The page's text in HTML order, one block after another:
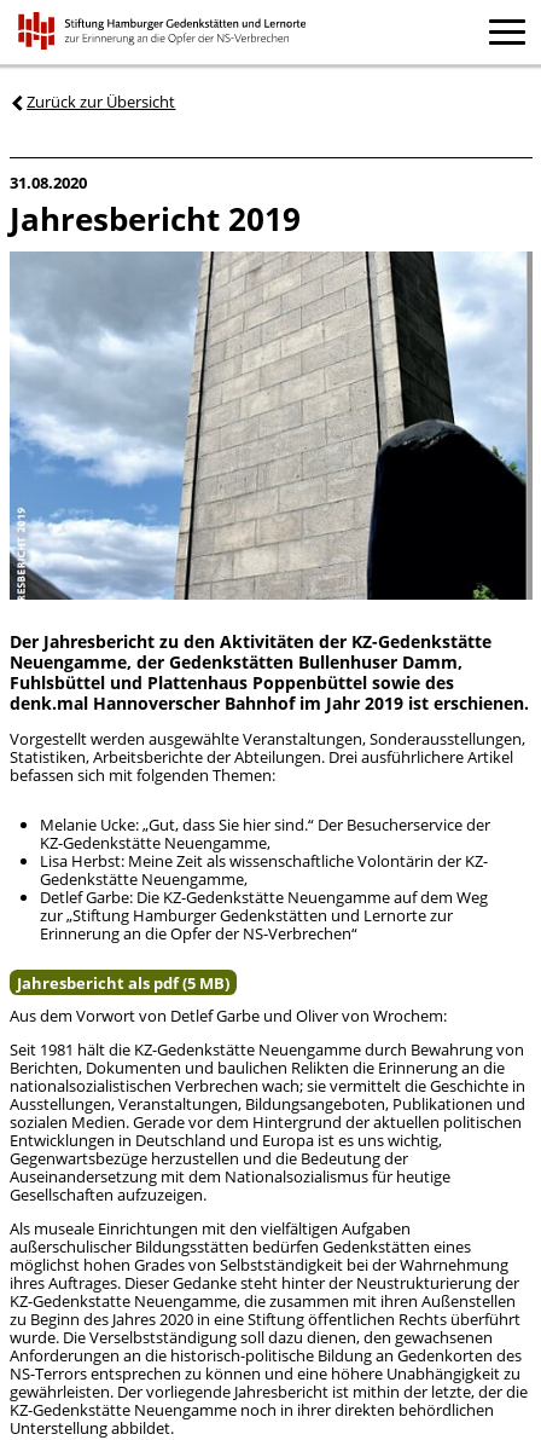
Zurück zur Übersicht
31.08.2020
Jahresbericht 2019
Der Jahresbericht zu den Aktivitäten der KZ-Gedenkstätte
Neuengamme, der Gedenkstätten Bullenhuser Damm,
Fuhlsbüttel und Plattenhaus Poppenbüttel sowie des
denk.mal Hannoverscher Bahnhof im Jahr 2019 ist erschienen.
Vorgestellt werden ausgewählte Veranstaltungen, Sonderausstellungen,
Statistiken, Arbeitsberichte der Abteilungen. Drei ausführlichere Artikel
befassen sich mit folgenden Themen:
Melanie Ucke: „Gut, dass Sie hier sind.“ Der Besucherservice der
KZ-Gedenkstätte Neuengamme,
Lisa Herbst: Meine Zeit als wissenschaftliche Volontärin der KZ-
Gedenkstätte Neuengamme,
Detlef Garbe: Die KZ-Gedenkstätte Neuengamme auf dem Weg
zur „Stiftung Hamburger Gedenkstätten und Lernorte zur
Erinnerung an die Opfer der NS-Verbrechen“
Jahresbericht als pdf (5 MB)
Aus dem Vorwort von Detlef Garbe und Oliver von Wrochem:
Seit 1981 hält die KZ-Gedenkstätte Neuengamme durch Bewahrung von
Berichten, Dokumenten und baulichen Relikten die Erinnerung an die
nationalsozialistischen Verbrechen wach; sie vermittelt die Geschichte in
Ausstellungen, Veranstaltungen, Bildungsangeboten, Publikationen und
sozialen Medien. Gerade vor dem Hintergrund der aktuellen politischen
Entwicklungen in Deutschland und Europa ist es uns wichtig,
Gegenwartsbezüge herzustellen und die Bedeutung der
Auseinandersetzung mit dem Nationalsozialismus für heutige
Gesellschaften aufzuzeigen.
Als museale Einrichtungen mit den vielfältigen Aufgaben
außerschulischer Bildungsstätten bedürfen Gedenkstätten eines
möglichst hohen Grades von Selbstständigkeit bei der Wahrnehmung
ihres Auftrages. Dieser Gedanke steht hinter der Neustrukturierung der
KZ-Gedenkstatte Neuengamme, die zusammen mit ihren Außenstellen
zu Beginn des Jahres 2020 in eine Stiftung öffentlichen Rechts überführt
wurde. Die Verselbstständigung soll dazu dienen, den gewachsenen
Anforderungen an die historisch-politische Bildung an Gedenkorten des
NS-Terrors entsprechen zu können und eine höhere Unabhängigkeit zu
gewährleisten. Der vorliegende Jahresbericht ist mithin der letzte, der die
KZ-Gedenkstätte Neuengamme noch in ihrer direkten behördlichen
Unterstellung abbildet.